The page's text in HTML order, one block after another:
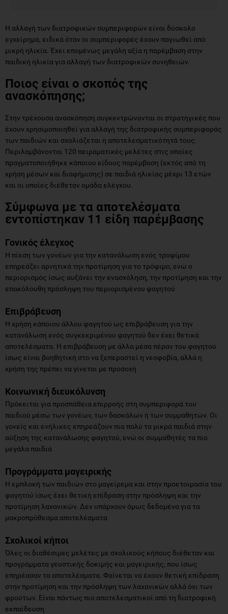
Η αλλαγή των διατροφικών συμπεριφορών είναι δύσκολο
εγχείρημα, ειδικά όταν οι συμπεριφορές έχουν παγιωθεί από
μικρή ηλικία. Έχει επομένως μεγάλη αξία η παρέμβαση στην
παιδική ηλικία για αλλαγή των διατροφικών συνηθειών.
Ποιος είναι ο σκοπός της
ανασκόπησης;
Στην τρέχουσα ανασκόπηση συγκεντρώνονται οι στρατηγικές που
έχουν χρησιμοποιηθεί για αλλαγή της διατροφικής συμπεριφοράς
των παιδιών και σχολιάζεται η αποτελεσματικότητά τους.
Περιλαμβάνονται 120 πειραματικές μελέτες στις οποίες
πραγματοποιήθηκε κάποιου είδους παρέμβαση (εκτός από τη
χρήση μέσων και διαφήμισης) σε παιδιά ηλικίας μέχρι 13 ετών
και οι οποίες διέθεταν ομάδα ελέγχου.
Σύμφωνα με τα αποτελέσματα
εντοπίστηκαν 11 είδη παρέμβασης
Γονικός έλεγχος
H πίεση των γονέων για την κατανάλωση ενός τροφίμου
επηρεάζει αρνητικά την προτίμηση για το τρόφιμο, ενώ ο
περιορισμός ίσως αυξάνει την ενασχόληση, την προτίμηση και την
επακόλουθη πρόσληψη του περιορισμένου φαγητού
Επιβράβευση
H χρήση κάποιου άλλου φαγητού ως επιβράβευση για την
κατανάλωση ενός συγκεκριμένου φαγητού δεν έχει θετικά
αποτελέσματα. Η επιβράβευση με άλλα μέσα πέραν του φαγητού
ίσως είναι βοηθητική στο να ξεπεραστεί η νεοφοβία, αλλά η
χρήση της πρέπει να γίνεται με προσοχή
Κοινωνική διευκόλυνση
Πρόκειται για προσπάθεια επιρροής στη συμπεριφορά του
παιδιού μέσω των γονέων, των δασκάλων ή των συμμαθητών. Οι
γονείς και ενήλικες επηρεάζουν πιο πολύ τα μικρά παιδιά στην
αύξηση της κατανάλωσης φαγητού, ενώ οι συμμαθητές τα πιο
μεγάλα παιδιά
Προγράμματα μαγειρικής
Η εμπλοκή των παιδιών στο μαγείρεμα και στην προετοιμασία του
φαγητού ίσως έχει θετική επίδραση στην πρόσληψη και την
προτίμηση λαχανικών. Δεν υπάρχουν όμως δεδομένα για τα
μακροπρόθεσμα αποτελέσματα
Σχολικοί κήποι
Όλες οι διαθέσιμες μελέτες με σχολικούς κήπους διέθεταν και
προγράμματα γευστικής δοκιμής και μαγειρικής, που ίσως
επηρέασαν τα αποτελέσματα. Φαίνεται να έχουν θετική επίδραση
στην προτίμηση και την πρόσληψη των λαχανικών αλλά όχι των
φρούτων. Είναι πάντως πιο αποτελεσματικοί από τη διατροφική
εκπαίδευση